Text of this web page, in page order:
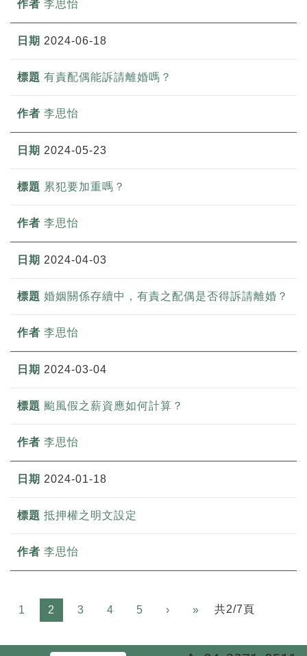
李思怡
2024-06-18
有責配偶能訴請離婚嗎？
李思怡
2024-05-23
累犯要加重嗎？
李思怡
2024-04-03
婚姻關係存續中，有責之配偶是否得訴請離婚？
李思怡
2024-03-04
颱風假之薪資應如何計算？
李思怡
2024-01-18
抵押權之明文設定
李思怡
1 2 3 4 5 › » Next共2/7頁